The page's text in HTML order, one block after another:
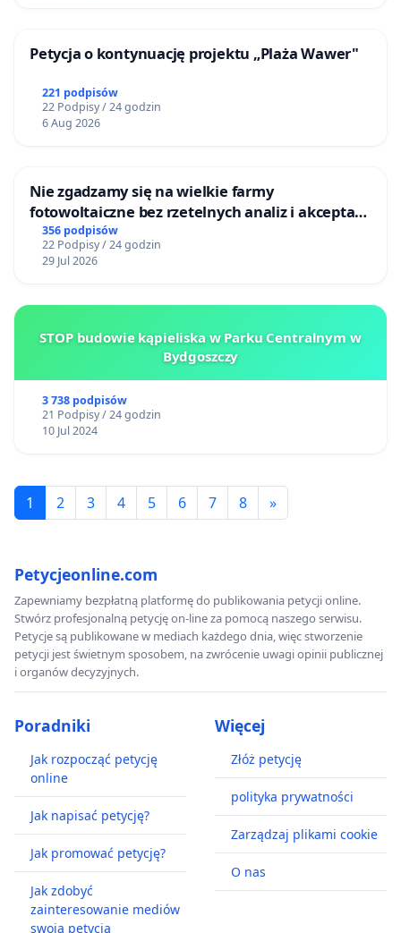
Petycja o kontynuację projektu „Plaża Wawer"
221 podpisów
22 Podpisy / 24 godzin
6 Aug 2026
Nie zgadzamy się na wielkie farmy
fotowoltaiczne bez rzetelnych analiz i akceptacji
mieszkańców
356 podpisów
22 Podpisy / 24 godzin
29 Jul 2026
STOP budowie kąpieliska w Parku Centralnym w
Bydgoszczy
3 738 podpisów
21 Podpisy / 24 godzin
10 Jul 2024
1 2 3 4 5 6 7 8 »
Petycjeonline.com
Zapewniamy bezpłatną platformę do publikowania petycji online.
Stwórz profesjonalną petycję on-line za pomocą naszego serwisu.
Petycje są publikowane w mediach każdego dnia, więc stworzenie
petycji jest świetnym sposobem, na zwrócenie uwagi opinii publicznej
i organów decyzyjnych.
Poradniki
Jak rozpocząć petycję
online
Jak napisać petycję?
Jak promować petycję?
Jak zdobyć
zainteresowanie mediów
swoją petycją
Więcej
Złóż petycję
polityka prywatności
Zarządzaj plikami cookie
O nas